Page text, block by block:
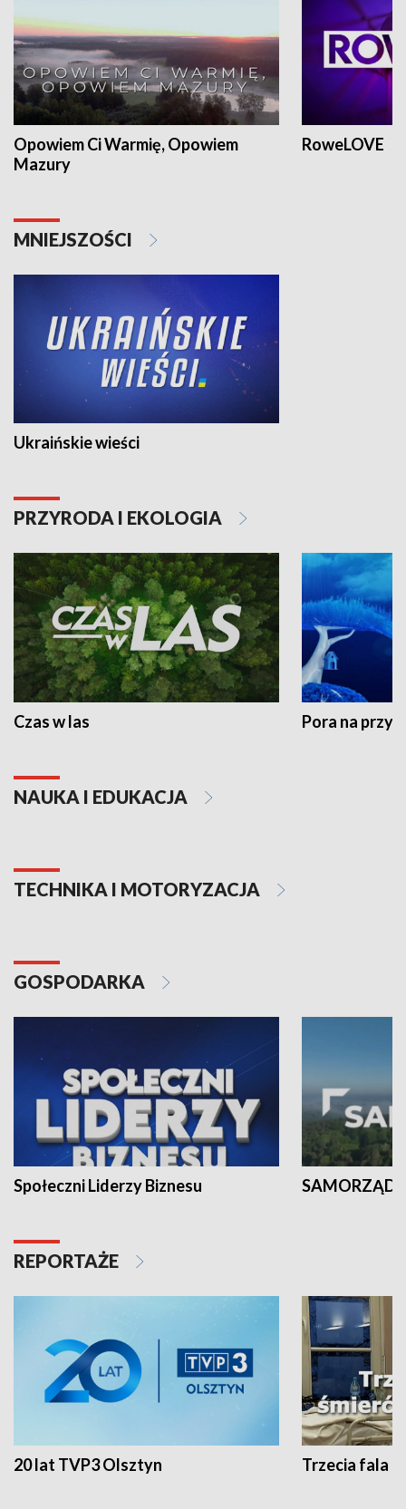
Opowiem Ci Warmię, Opowiem
Mazury
RoweLOVE
MNIEJSZOŚCI
Ukraińskie wieści
PRZYRODA I EKOLOGIA
Czas w las Pora na
NAUKA I EDUKACJA
TECHNIKA I MOTORYZACJA
GOSPODARKA
Społeczni Liderzy Biznesu SAMORZĄD
REPORTAŻE
20 lat TVP3 Olsztyn Trzecia fala -